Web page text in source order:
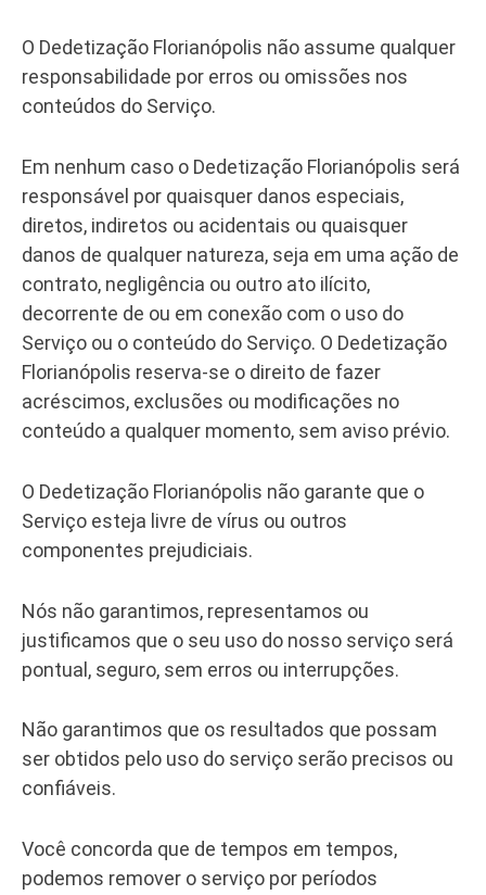
O Dedetização Florianópolis não assume qualquer
responsabilidade por erros ou omissões nos
conteúdos do Serviço.
Em nenhum caso o Dedetização Florianópolis será
responsável por quaisquer danos especiais,
diretos, indiretos ou acidentais ou quaisquer
danos de qualquer natureza, seja em uma ação de
contrato, negligência ou outro ato ilícito,
decorrente de ou em conexão com o uso do
Serviço ou o conteúdo do Serviço. O Dedetização
Florianópolis reserva-se o direito de fazer
acréscimos, exclusões ou modificações no
conteúdo a qualquer momento, sem aviso prévio.
O Dedetização Florianópolis não garante que o
Serviço esteja livre de vírus ou outros
componentes prejudiciais.
Nós não garantimos, representamos ou
justificamos que o seu uso do nosso serviço será
pontual, seguro, sem erros ou interrupções.
Não garantimos que os resultados que possam
ser obtidos pelo uso do serviço serão precisos ou
confiáveis.
Você concorda que de tempos em tempos,
podemos remover o serviço por períodos